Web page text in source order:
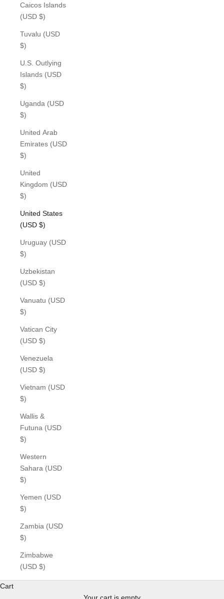
Caicos Islands
(USD $)
Tuvalu (USD
$)
U.S. Outlying
Islands (USD
$)
Uganda (USD
$)
United Arab
Emirates (USD
$)
United
Kingdom (USD
$)
United States
(USD $)
Uruguay (USD
$)
Uzbekistan
(USD $)
Vanuatu (USD
$)
Vatican City
(USD $)
Venezuela
(USD $)
Vietnam (USD
$)
Wallis &
Futuna (USD
$)
Western
Sahara (USD
$)
Yemen (USD
$)
Zambia (USD
$)
Zimbabwe
(USD $)
Cart
Your cart is empty